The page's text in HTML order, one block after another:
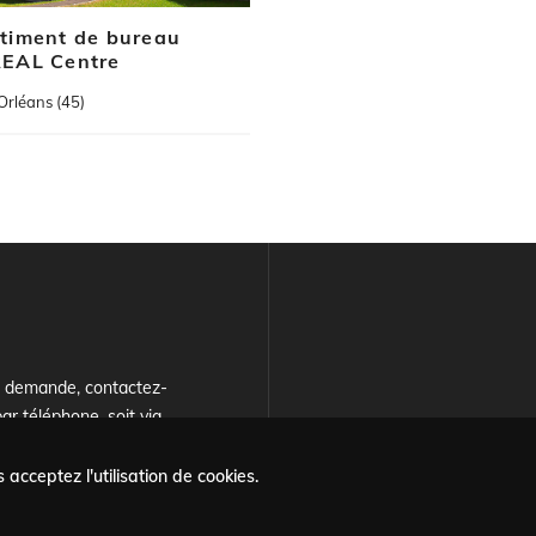
de bureau
Centre
(45)
contactez-
téléphone, soit via
l'utilisation de cookies.